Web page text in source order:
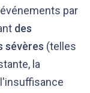
événements par
des
sévères (telles
la